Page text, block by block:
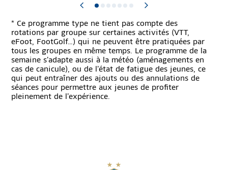
* Ce programme type ne tient pas compte des
rotations par groupe sur certaines activités (VTT,
eFoot, FootGolf…) qui ne peuvent être pratiquées par
tous les groupes en même temps. Le programme de la
semaine s’adapte aussi à la météo (aménagements en
cas de canicule), ou de l’état de fatigue des jeunes, ce
qui peut entraîner des ajouts ou des annulations de
séances pour permettre aux jeunes de profiter
pleinement de l’expérience.